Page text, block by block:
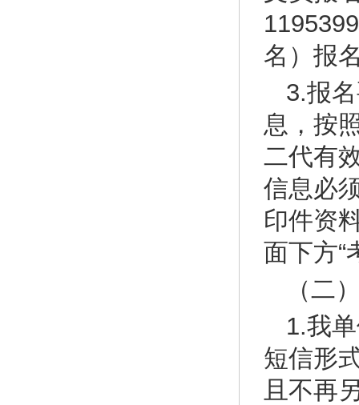
名）报
3.报
息，按
二代有
信息必
印件资
面下方“
（二
1.我
短信形
且不再